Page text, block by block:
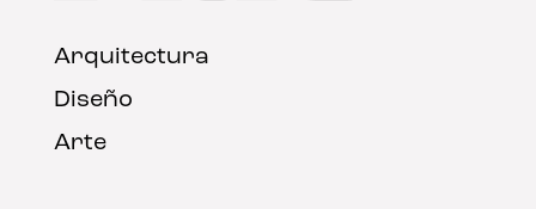
Arquitectura
Diseño
Arte